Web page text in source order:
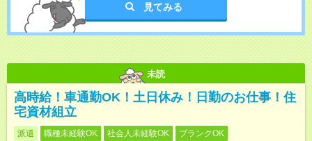
見てみる
未読
高時給！車通勤OK！土日休み！日勤のお仕事！住
宅資材組立
派遣 職種未経験OK 社会人未経験OK
ブランクOK